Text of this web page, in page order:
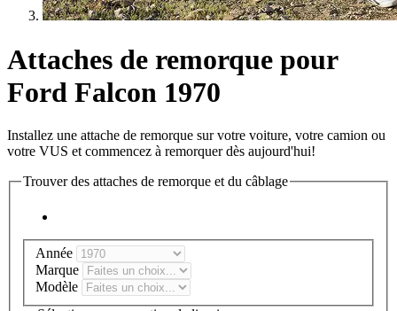
Attaches de remorque pour
Ford Falcon 1970
Installez une attache de remorque sur votre voiture, votre camion ou
votre VUS et commencez à remorquer dès aujourd'hui!
Trouver des attaches de remorque et du câblage
Année
Marque
Modèle